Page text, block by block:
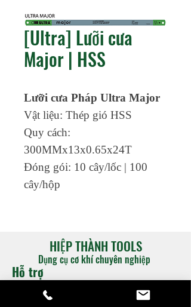
[Ultra] Lưỡi cưa
Major | HSS
Lưỡi cưa Pháp Ultra Major
Vật liệu: Thép gió HSS
Quy cách:
300MMx13x0.65x24T
Đóng gói: 10 cây/lốc | 100
cây/hộp
Dụng cụ cơ khí chuyên nghiệp
HIỆP THÀNH TOOLS
Hỗ trợ
​Chính sách hỗ trợ